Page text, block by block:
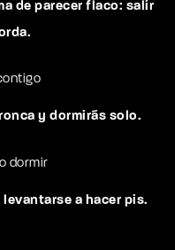
de parecer flaco: salir
y dormirás solo.
a hacer pis.